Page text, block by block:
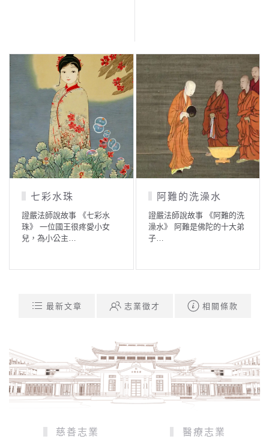
七彩水珠
證嚴法師說故事 《七彩水
珠》 一位國王很疼愛小女
兒，為小公主…
阿難的洗澡水
證嚴法師說故事 《阿難的洗
澡水》 阿難是佛陀的十大弟
子…
最新文章 志業徵才 相關條款
慈善志業 醫療志業